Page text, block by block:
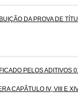
DA PROVA DE
PELOS ADITIVOS
CAPÃTULO IV, VIII E